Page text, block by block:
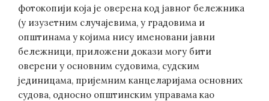
фотокопији која је оверена код јавног бележника
(у изузетним случајевима, у градовима и
општинама у којима нису именовани јавни
бележници, приложени докази могу бити
оверени у основним судовима, судским
јединицама, пријемним канцеларијама основних
судова, односно општинским управама као